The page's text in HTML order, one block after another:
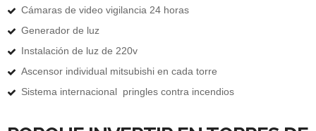
Cámaras de video vigilancia 24 horas
Generador de luz
Instalación de luz de 220v
Ascensor individual mitsubishi en cada torre
Sistema internacional pringles contra incendios